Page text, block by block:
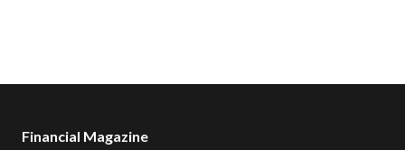
Financial Magazine